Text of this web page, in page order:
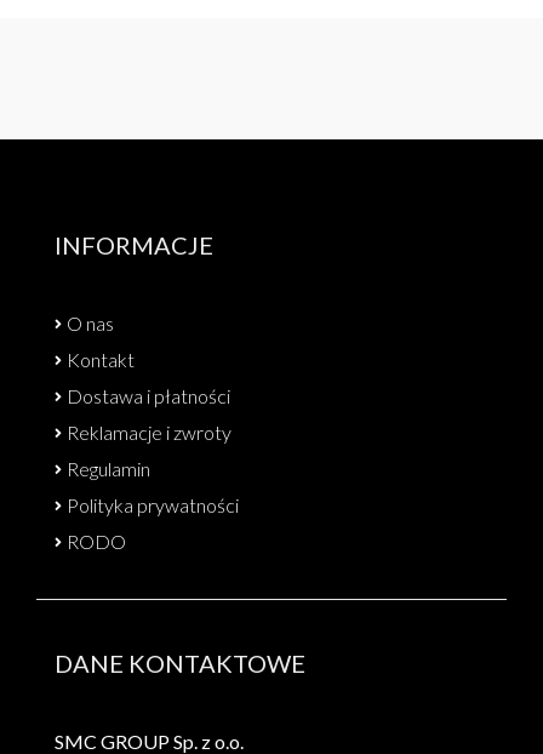
INFORMACJE
O nas
Kontakt
Dostawa i płatności
Reklamacje i zwroty
Regulamin
Polityka prywatności
RODO
DANE KONTAKTOWE
SMC GROUP Sp. z o.o.